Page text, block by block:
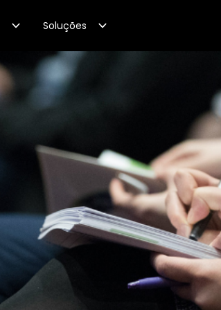
Soluções